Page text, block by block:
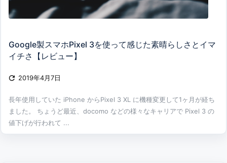
Google製スマホPixel 3を使って感じた素晴らしさとイマ
イチさ【レビュー】
 2019年4月7日
長年使用していた iPhone からPixel 3 XL に機種変更して1ヶ月が経ち
ました。 ちょうど最近、docomo などの様々なキャリアで Pixel 3 の
値下げが行われて ...